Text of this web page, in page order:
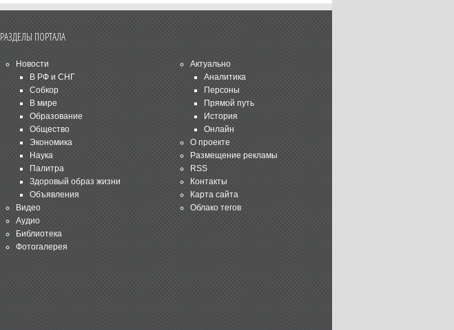
РАЗДЕЛЫ ПОРТАЛА
Новости
В РФ и СНГ
Собкор
В мире
Образование
Общество
Экономика
Наука
Палитра
Здоровый образ жизни
Объявления
Видео
Аудио
Библиотека
Фотогалерея
Актуально
Аналитика
Персоны
Прямой путь
История
Онлайн
О проекте
Размещение рекламы
RSS
Контакты
Карта сайта
Облако тегов